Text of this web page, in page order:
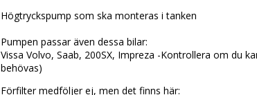
Högtryckspump som ska monteras i tanken
Pumpen passar även dessa bilar:
Vissa Volvo, Saab, 200SX, Impreza -Kontrollera om du
behövas)
Förfilter medföljer ej, men det finns här: